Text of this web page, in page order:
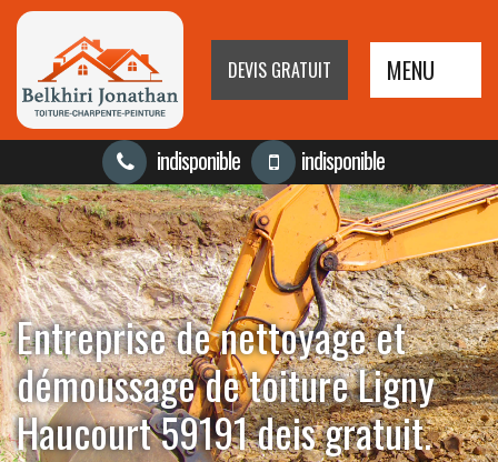
DEVIS GRATUIT MENU
indisponible indisponible
Entreprise de nettoyage et
démoussage de toiture Ligny
Haucourt 59191 deis gratuit.